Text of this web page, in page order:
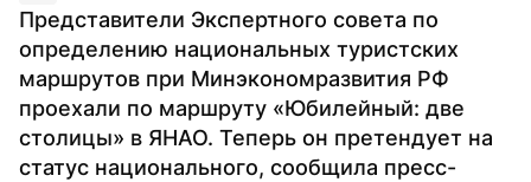
Представители Экспертного совета по
определению национальных туристских
маршрутов при Минэкономразвития РФ
проехали по маршруту «Юбилейный: две
столицы» в ЯНАО. Теперь он претендует на
статус национального, сообщила пресс-